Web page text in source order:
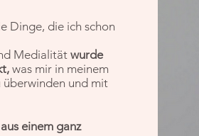
Dinge, die ich schon
Medialität wurde
was mir in meinem
überwinden und mit
einem ganz